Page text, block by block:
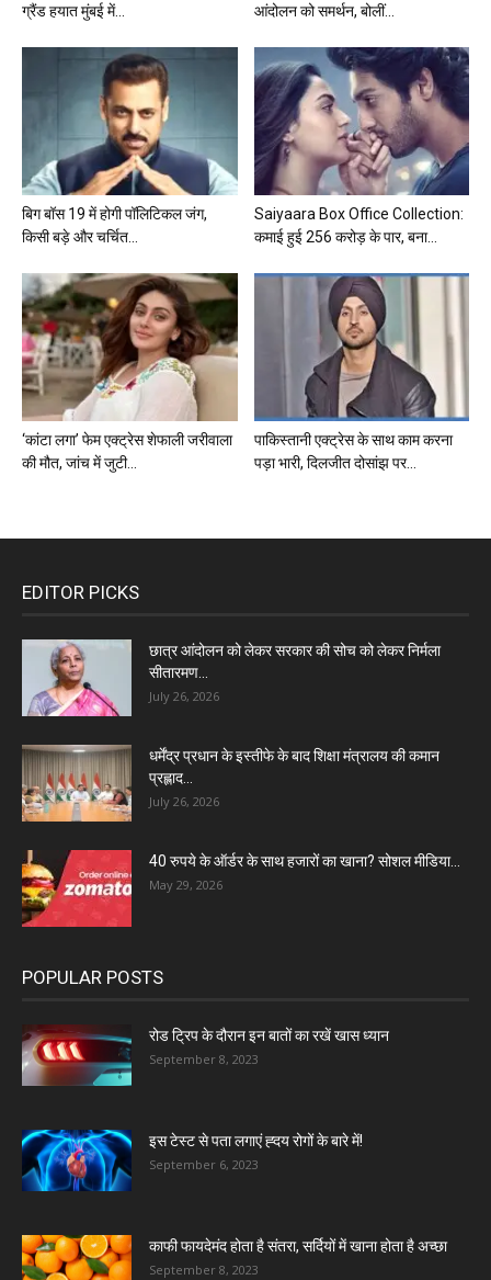
ग्रैंड हयात मुंबई में...
आंदोलन को समर्थन, बोलीं...
बिग बॉस 19 में होगी पॉलिटिकल जंग,
किसी बड़े और चर्चित...
Saiyaara Box Office Collection:
कमाई हुई 256 करोड़ के पार, बना...
‘कांटा लगा’ फेम एक्ट्रेस शेफाली जरीवाला
की मौत, जांच में जुटी...
पाकिस्तानी एक्ट्रेस के साथ काम करना
पड़ा भारी, दिलजीत दोसांझ पर...
EDITOR PICKS
छात्र आंदोलन को लेकर सरकार की सोच को लेकर निर्मला
सीतारमण...
July 26, 2026
धर्मेंद्र प्रधान के इस्तीफे के बाद शिक्षा मंत्रालय की कमान
प्रह्लाद...
July 26, 2026
40 रुपये के ऑर्डर के साथ हजारों का खाना? सोशल मीडिया...
May 29, 2026
POPULAR POSTS
रोड ट्रिप के दौरान इन बातों का रखें खास ध्यान
September 8, 2023
इस टेस्ट से पता लगाएं ह्दय रोगों के बारे में!
September 6, 2023
काफी फायदेमंद होता है संतरा, सर्दियों में खाना होता है अच्छा
September 8, 2023